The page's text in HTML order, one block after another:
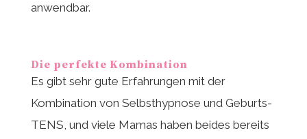
anwendbar.
Die perfekte Kombination
Es gibt sehr gute Erfahrungen mit der
Kombination von Selbsthypnose und Geburts-
TENS, und viele Mamas haben beides bereits